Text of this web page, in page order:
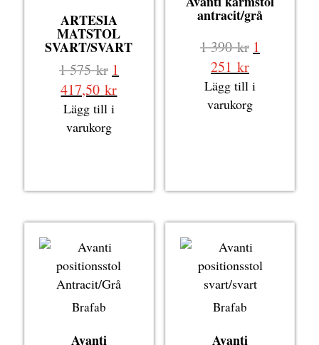
ARTESIA
MATSTOL
SVART/SVART
1 575kr Det
ursprungliga
priset
var:
1
417,50krDet
Lägg till i
varukorg
antracit/grå
1 390kr Det
priset
var:
1
251 krDet
nuvarande
priset
Lägg till i
varukorg
Brafab
Avanti
Brafab
Avanti